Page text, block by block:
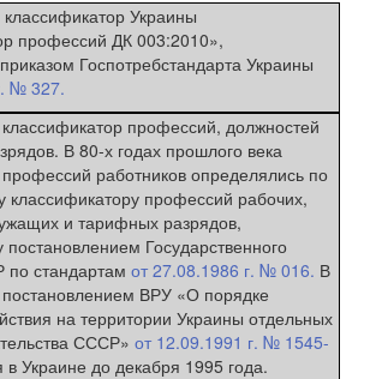
Украины
профессий ДК 003:2010»,
Госпотребстандарта Украины
№ 327.
профессий, должностей
В 80-х годах прошлого века
работников определялись по
профессий рабочих,
и тарифных разрядов,
Государственного
стандартам от 27.08.1986 г. № 016. В
постановлением ВРУ «О порядке
на территории Украины отдельных
СССР» от 12.09.1991 г. № 1545-
Украине до декабря 1995 года.